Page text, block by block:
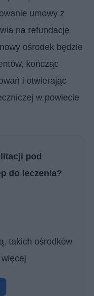
umowy z
na refundację
ośrodek będzie
kończąc
i otwierając
w powiecie
pod
do leczenia?
takich ośrodków